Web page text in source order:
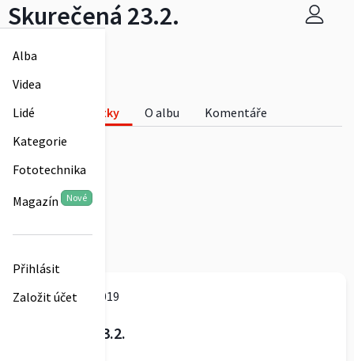
Alba
Videa
Lidé
Kategorie
Fototechnika
Magazín Nové
Přihlásit
Založit účet
Skurečená 23.2.
Skurečená 23.2.
Fotky
O albu
Komentáře
0
kctmorkov2019
Skurečená 23.2.